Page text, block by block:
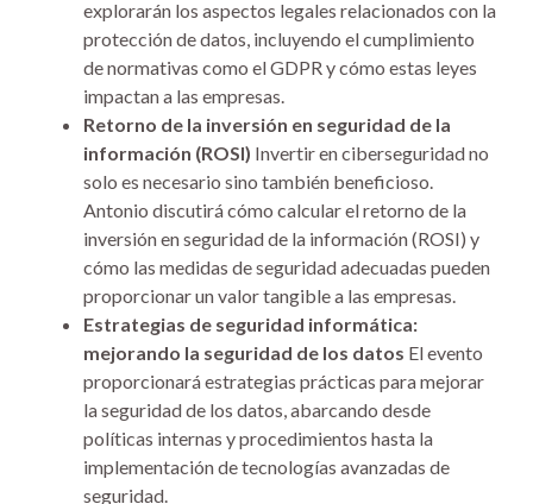
explorarán los aspectos legales relacionados con la
protección de datos, incluyendo el cumplimiento
de normativas como el GDPR y cómo estas leyes
impactan a las empresas.
Retorno de la inversión en seguridad de la
información (ROSI) Invertir en ciberseguridad no
solo es necesario sino también beneficioso.
Antonio discutirá cómo calcular el retorno de la
inversión en seguridad de la información (ROSI) y
cómo las medidas de seguridad adecuadas pueden
proporcionar un valor tangible a las empresas.
Estrategias de seguridad informática:
mejorando la seguridad de los datos El evento
proporcionará estrategias prácticas para mejorar
la seguridad de los datos, abarcando desde
políticas internas y procedimientos hasta la
implementación de tecnologías avanzadas de
seguridad.